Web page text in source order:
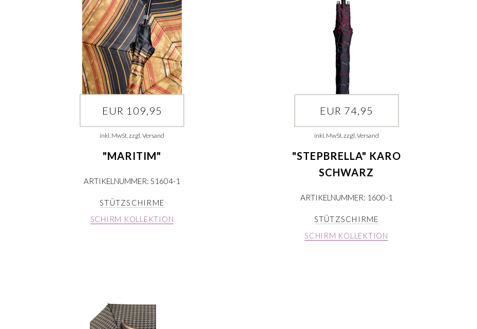
EUR 109,95
inkl. MwSt. zzgl. Versand
"MARITIM"
ARTIKELNUMMER: S1604-1
STÜTZSCHIRME
SCHIRM KOLLEKTION
EUR 74,95
inkl. MwSt. zzgl. Versand
"STEPBRELLA" KARO
SCHWARZ
ARTIKELNUMMER: 1600-1
STÜTZSCHIRME
SCHIRM KOLLEKTION